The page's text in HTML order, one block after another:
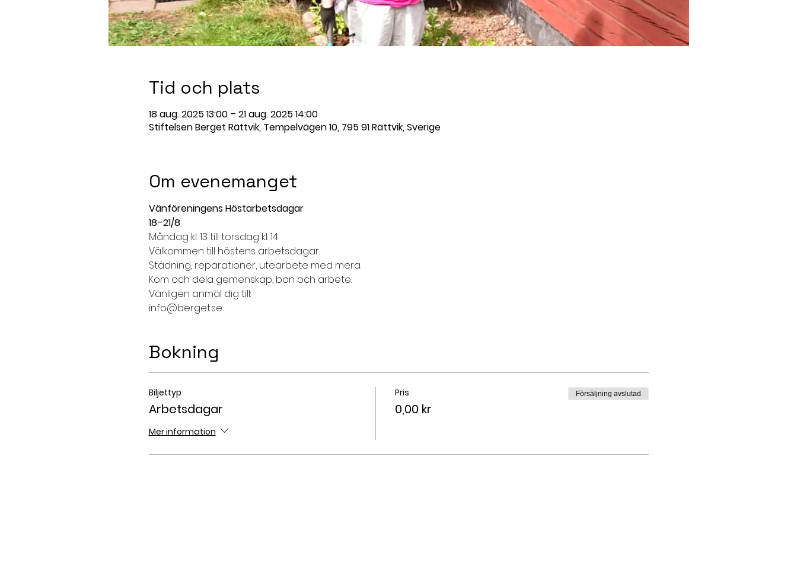
Tid och plats
18 aug. 2025 13:00 – 21 aug. 2025 14:00
Stiftelsen Berget Rättvik, Tempelvägen 10, 795 91 Rättvik, Sverige
Om evenemanget
Vänföreningens Höstarbetsdagar
18–21/8
Måndag kl. 13 till torsdag kl. 14
Välkommen till höstens arbetsdagar.
Städning, reparationer, utearbete med mera.
Kom och dela gemenskap, bön och arbete.
Vänligen anmäl dig till:
info@berget.se
Bokning
Biljettyp
Arbetsdagar
Mer information
Pris
0,00 kr
Försäljning avslutad